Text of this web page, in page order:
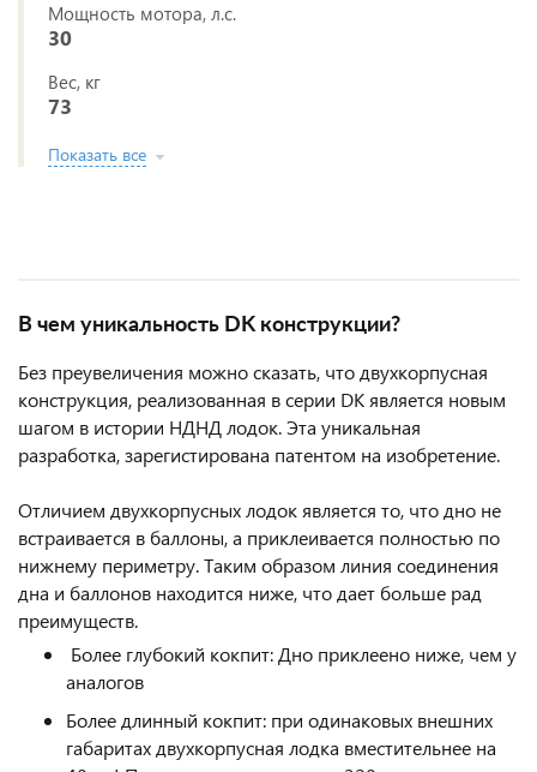
Мощность мотора, л.с.
30
Вес, кг
73
Показать все
В чем уникальность DK конструкции?
Без преувеличения можно сказать, что двухкорпусная
конструкция, реализованная в серии DK является новым
шагом в истории НДНД лодок. Эта уникальная
разработка, зарегистирована патентом на изобретение.
Отличием двухкорпусных лодок является то, что дно не
встраивается в баллоны, а приклеивается полностью по
нижнему периметру. Таким образом линия соединения
дна и баллонов находится ниже, что дает больше рад
преимуществ.
Более глубокий кокпит: Дно приклеено ниже, чем у
аналогов
Более длинный кокпит: при одинаковых внешних
габаритах двухкорпусная лодка вместительнее на